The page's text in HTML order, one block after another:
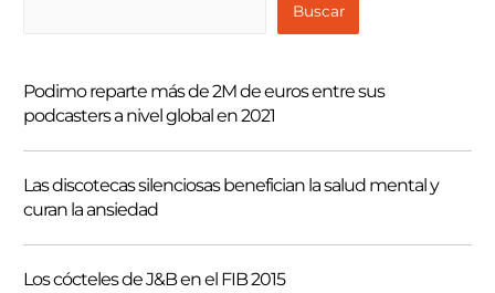
c
a
r
Buscar
Podimo reparte más de 2M de euros entre sus
podcasters a nivel global en 2021
Las discotecas silenciosas benefician la salud mental y
curan la ansiedad
Los cócteles de J&B en el FIB 2015